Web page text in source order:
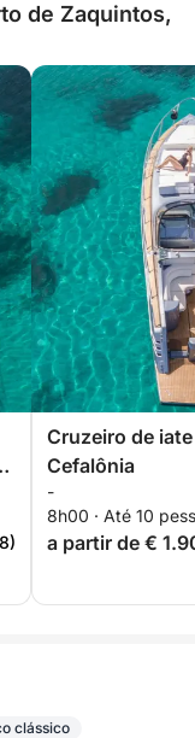
de Zaquintos,
Cruzeiro de
Cefalônia
-
8h00 · Até 10
a partir de €
clássico